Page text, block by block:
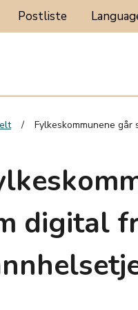
Postliste
Fylkeskommunene
digital